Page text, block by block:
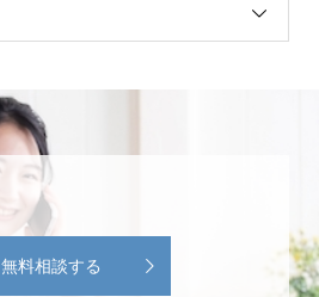
無料相談する